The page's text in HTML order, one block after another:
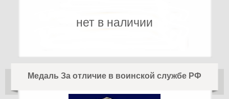
нет в наличии
Медаль За отличие в воинской службе РФ